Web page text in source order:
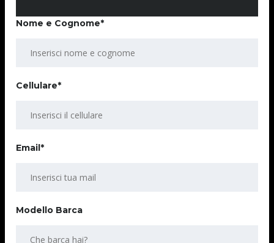
Nome e Cognome*
Cellulare*
Email*
Modello Barca